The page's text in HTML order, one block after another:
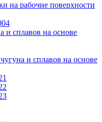
на рабочие поверхности
и сплавов на основе
и сплавов на основе